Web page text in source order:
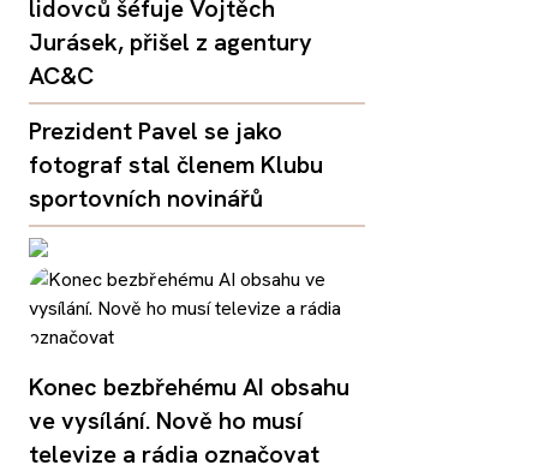
lidovců šéfuje Vojtěch
Jurásek, přišel z agentury
AC&C
Prezident Pavel se jako
fotograf stal členem Klubu
sportovních novinářů
Konec bezbřehému AI obsahu
ve vysílání. Nově ho musí
televize a rádia označovat